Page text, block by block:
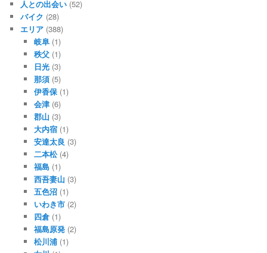
人との出会い (52)
バイク (28)
エリア (388)
岐阜(1)
秩父(1)
日光(3)
那須(5)
伊香保(1)
会津(6)
郡山 (3)
大内宿(1)
安達太良 (3)
二本松(4)
福島(1)
西吾妻山 (3)
五色沼(1)
いわき市(2)
四倉(1)
福島原発(2)
松川浦(1)